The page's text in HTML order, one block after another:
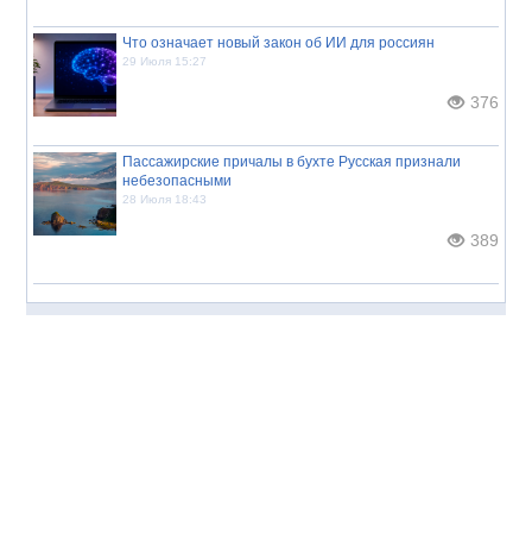
Что означает новый закон об ИИ для россиян
29 Июля 15:27
376
Пассажирские причалы в бухте Русская признали
небезопасными
28 Июля 18:43
389